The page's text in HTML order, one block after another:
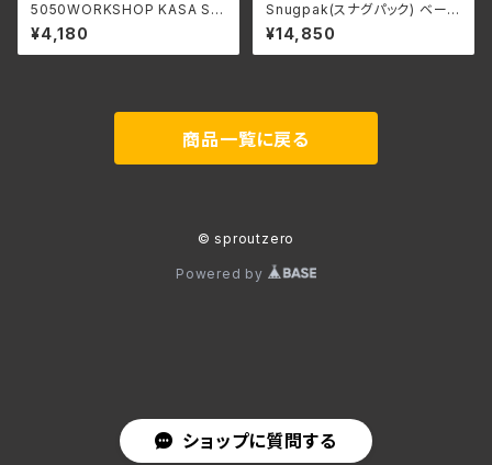
ショップに質問する
5050WORKSHOP KASA SH
ADE FOR MINIMALIGHT
¥4,180
Snugpak(スナグパック) ベース
キャンプ フレキシブルシステム
¥14,850
商品一覧に戻る
© sproutzero
Powered by